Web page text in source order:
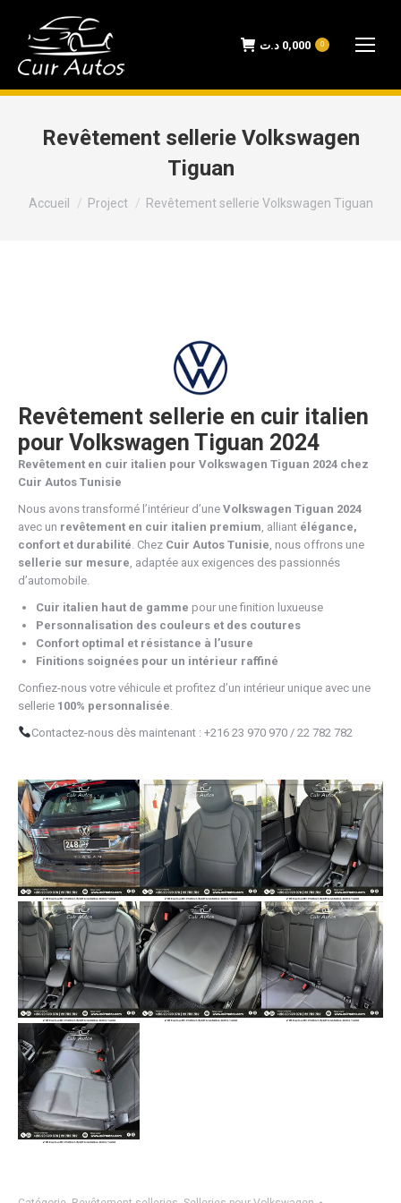
0,000 د.ت 0
Revêtement sellerie Volkswagen
Tiguan
Accueil Project Revêtement sellerie Volkswagen Tiguan
Revêtement sellerie en cuir italien
pour Volkswagen Tiguan 2024
Revêtement en cuir italien pour Volkswagen Tiguan 2024 chez
Cuir Autos Tunisie
Nous avons transformé l’intérieur d’une Volkswagen Tiguan 2024
avec un revêtement en cuir italien premium , alliant élégance,
confort et durabilité . Chez Cuir Autos Tunisie , nous offrons une
sellerie sur mesure , adaptée aux exigences des passionnés
d’automobile.
Cuir italien haut de gamme pour une finition luxueuse
Personnalisation des couleurs et des coutures
Confort optimal et résistance à l’usure
Finitions soignées pour un intérieur raffiné
Confiez-nous votre véhicule et profitez d’un intérieur unique avec une
sellerie 100% personnalisée
Contactez-nous dès maintenant : +216 23 970 970 / 22 782 782